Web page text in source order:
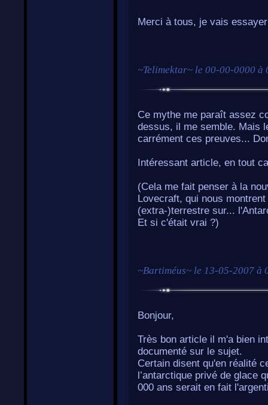
Merci à tous, je vais
~Telimektar~ le 00-00-0000 à
Ce mythe me paraît assez
dessus, il me semble. Mais
carrément ces preuves...
Intéressant article, en tout
(Cela me fait penser à la
Lovecraft, qui nous
(extra-)terrestre sur...
Et si c'était vrai ?)
~Bartiméus~ le 13-05-2007 à
Bonjour,
Très bon article il m'a bien
documenté sur le sujet.
Certain disent qu'en réalité
l’antarctique privé de glace
000 ans serait en fait